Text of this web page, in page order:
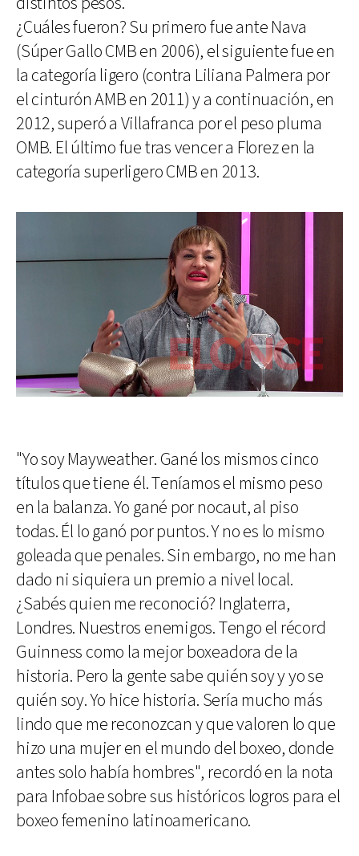
¿Cuáles fueron? Su primero fue ante Nava
(Súper Gallo CMB en 2006), el siguiente fue en
la categoría ligero (contra Liliana Palmera por
el cinturón AMB en 2011) y a continuación, en
2012, superó a Villafranca por el peso pluma
OMB. El último fue tras vencer a Florez en la
categoría superligero CMB en 2013.
"Yo soy Mayweather. Gané los mismos cinco
títulos que tiene él. Teníamos el mismo peso
en la balanza. Yo gané por nocaut, al piso
todas. Él lo ganó por puntos. Y no es lo mismo
goleada que penales. Sin embargo, no me han
dado ni siquiera un premio a nivel local.
¿Sabés quien me reconoció? Inglaterra,
Londres. Nuestros enemigos. Tengo el récord
Guinness como la mejor boxeadora de la
historia. Pero la gente sabe quién soy y yo se
quién soy. Yo hice historia. Sería mucho más
lindo que me reconozcan y que valoren lo que
hizo una mujer en el mundo del boxeo, donde
antes solo había hombres", recordó en la nota
para Infobae sobre sus históricos logros para el
boxeo femenino latinoamericano.